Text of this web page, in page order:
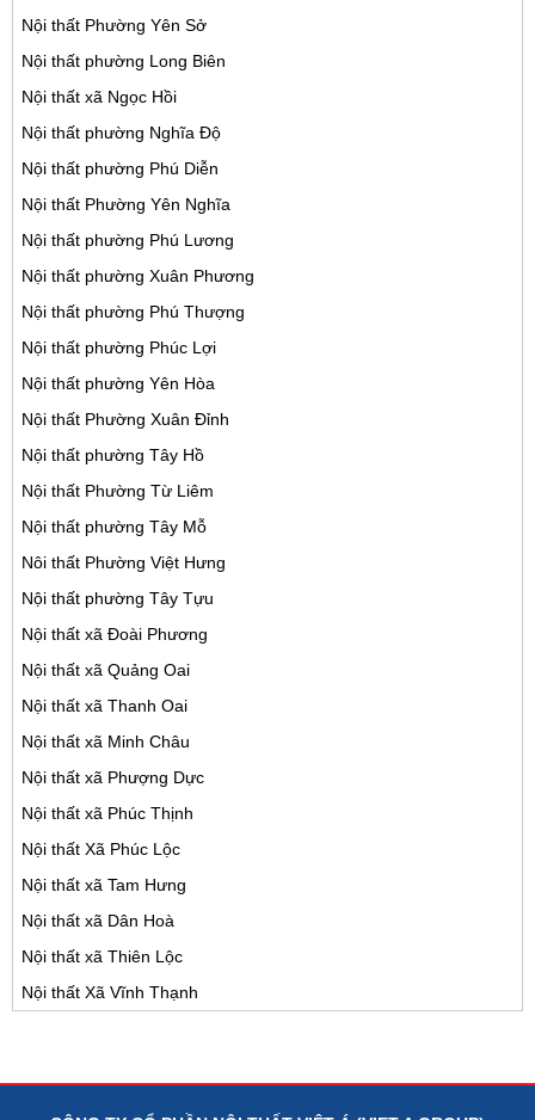
Nội thất Phường Yên Sở
Nội thất phường Long Biên
Nội thất xã Ngọc Hồi
Nội thất phường Nghĩa Độ
Nội thất phường Phú Diễn
Nội thất Phường Yên Nghĩa
Nội thất phường Phú Lương
Nội thất phường Xuân Phương
Nội thất phường Phú Thượng
Nội thất phường Phúc Lợi
Nội thất phường Yên Hòa
Nội thất Phường Xuân Đỉnh
Nội thất phường Tây Hồ
Nội thất Phường Từ Liêm
Nội thất phường Tây Mỗ
Nôi thất Phường Việt Hưng
Nội thất phường Tây Tựu
Nội thất xã Đoài Phương
Nội thất xã Quảng Oai
Nội thất xã Thanh Oai
Nội thất xã Minh Châu
Nội thất xã Phượng Dực
Nội thất xã Phúc Thịnh
Nội thất Xã Phúc Lộc
Nội thất xã Tam Hưng
Nội thất xã Dân Hoà
Nội thất xã Thiên Lộc
Nội thất Xã Vĩnh Thạnh